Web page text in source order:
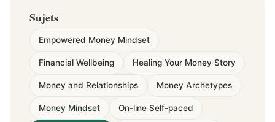
Sujets
Empowered Money Mindset
Financial Wellbeing Healing Your Money Story
Money and Relationships Money Archetypes
Money Mindset On-line Self-paced